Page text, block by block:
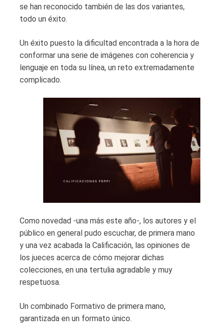
se han reconocido también de las dos variantes,
todo un éxito.
Un éxito puesto la dificultad encontrada a la hora de
conformar una serie de imágenes con coherencia y
lenguaje en toda su línea, un reto extremadamente
complicado.
Como novedad -una más este año-, los autores y el
público en general pudo escuchar, de primera mano
y una vez acabada la Calificación, las opiniones de
los jueces acerca de cómo mejorar dichas
colecciones, en una tertulia agradable y muy
respetuosa.
Un combinado Formativo de primera mano,
garantizada en un formato único.